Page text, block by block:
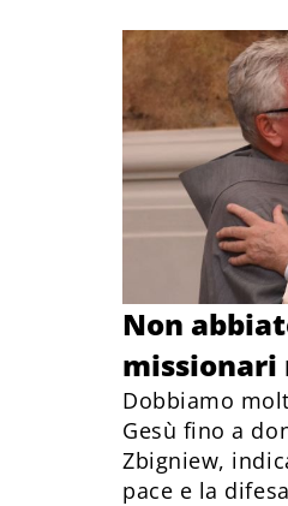
Non
Dobbiamo
Gesù fino a
Zbigniew,
pace e la